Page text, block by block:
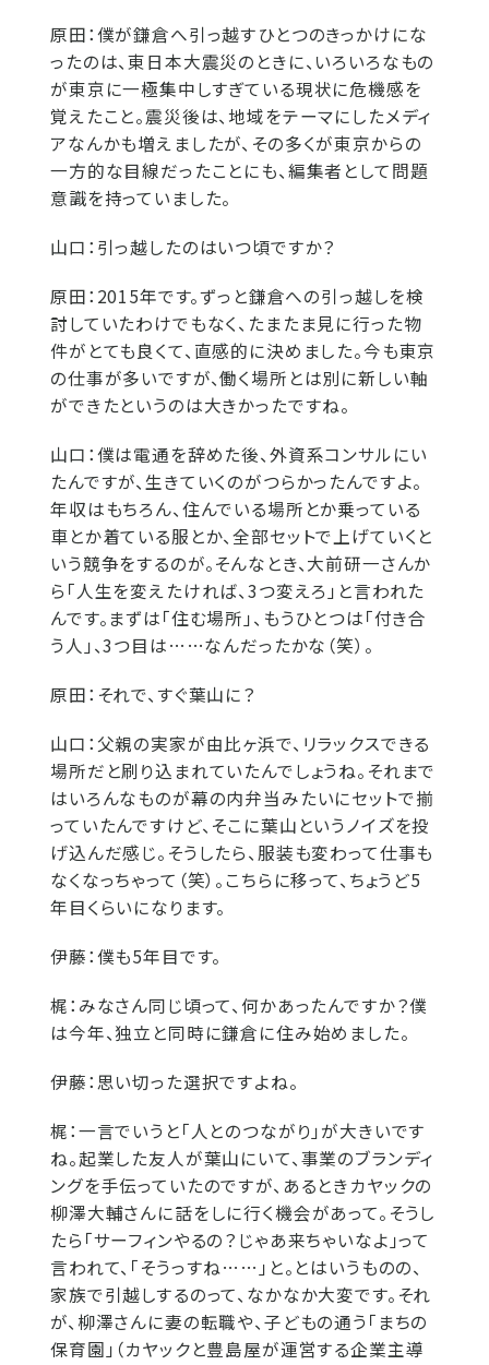
原田：僕が鎌倉へ引っ越すひとつのきっかけにな
ったのは、東日本大震災のときに、いろいろなもの
が東京に一極集中しすぎている現状に危機感を
覚えたこと。震災後は、地域をテーマにしたメディ
アなんかも増えましたが、その多くが東京からの
一方的な目線だったことにも、編集者として問題
意識を持っていました。
山口： 引っ越したのはいつ頃ですか？
原田： 2015年です。ずっと鎌倉への引っ越しを検
討していたわけでもなく、たまたま見に行った物
件がとても良くて、直感的に決めました。今も東京
の仕事が多いですが、働く場所とは別に新しい軸
ができたというのは大きかったですね。
山口：僕は電通を辞めた後、外資系コンサルにい
たんですが、生きていくのがつらかったんですよ。
年収はもちろん、住んでいる場所とか乗っている
車とか着ている服とか、全部セットで上げていくと
いう競争をするのが。そんなとき、大前研一さんか
ら「人生を変えたければ、3つ変えろ」と言われた
んです。まずは「住む場所」、もうひとつは「付き合
う人」、3つ目は……なんだったかな（笑）。
原田： それで、すぐ葉山に？
山口：父親の実家が由比ヶ浜で、リラックスできる
場所だと刷り込まれていたんでしょうね。それまで
はいろんなものが幕の内弁当みたいにセットで揃
っていたんですけど、そこに葉山というノイズを投
げ込んだ感じ。そうしたら、服装も変わって仕事も
なくなっちゃって（笑）。こちらに移って、ちょうど5
年目くらいになります。
伊藤：僕も5年目です。
梶： みなさん同じ頃って、何かあったんですか？僕
は今年、独立と同時に鎌倉に住み始めました。
伊藤：思い切った選択ですよね。
梶：一言でいうと「人とのつながり」が大きいです
ね。起業した友人が葉山にいて、事業のブランディ
ングを手伝っていたのですが、あるときカヤックの
柳澤大輔さんに話をしに行く機会があって。そうし
たら「サーフィンやるの？じゃあ来ちゃいなよ」って
言われて、「そうっすね……」と。とはいうものの、
家族で引越しするのって、なかなか大変です。それ
が、柳澤さんに妻の転職や、子どもの通う「まちの
保育園」（カヤックと豊島屋が運営する企業主導